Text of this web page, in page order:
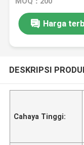
Harga
DESKRIPSI
Cahaya Tinggi: